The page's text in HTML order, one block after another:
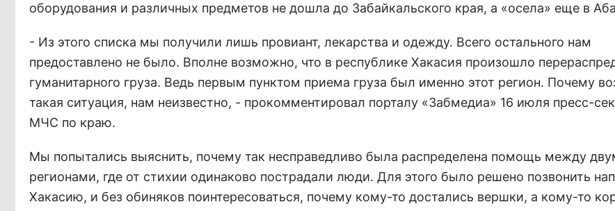
оборудования и различных предметов не дошла до Забайкальского края, а «осела» еще в
- Из этого списка мы получили лишь провиант, лекарства и одежду. Всего остального нам
предоставлено не было. Вполне возможно, что в республике Хакасия произошло
гуманитарного груза. Ведь первым пунктом приема груза был именно этот регион. Почему
такая ситуация, нам неизвестно, - прокомментировал порталу «Забмедиа» 16 июля пресс-
МЧС по краю.
Мы попытались выяснить, почему так несправедливо была распределена помощь между
регионами, где от стихии одинаково пострадали люди. Для этого было решено позвонить
Хакасию, и без обиняков поинтересоваться, почему кому-то достались вершки, а кому-то